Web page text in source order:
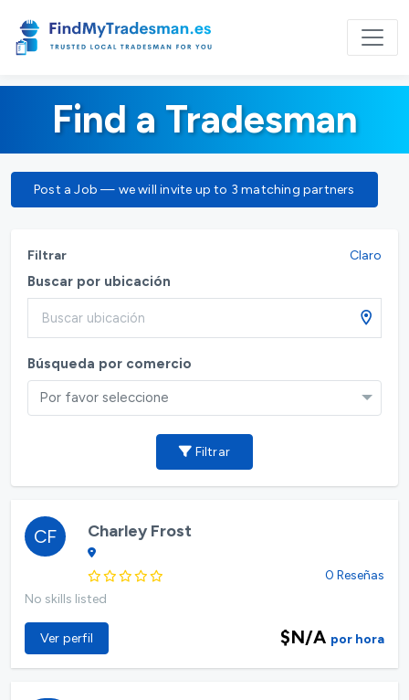
Find a Tradesman
Post a Job — we will invite up to 3 matching partners
Filtrar Claro
Buscar por ubicación
Búsqueda por comercio
Por favor seleccione
Filtrar
CF Charley Frost
0 Reseñas
No skills listed
Ver perfil $N/A por hora